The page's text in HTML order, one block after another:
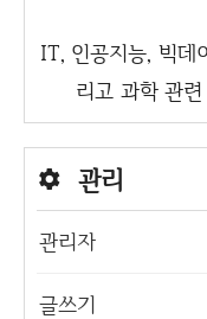
IT, 인공지능, 빅데
리고 과학 관
관리
관리자
글쓰기